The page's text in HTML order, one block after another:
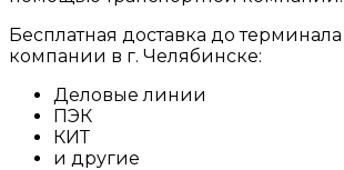
Бесплатная доставка до
компании в г. Челябинске:
Деловые линии
ПЭК
КИТ
и другие